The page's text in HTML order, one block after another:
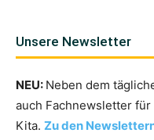
Unsere Newsletter
NEU: Neben dem
auch Fachnewsletter
Kita. Zu den